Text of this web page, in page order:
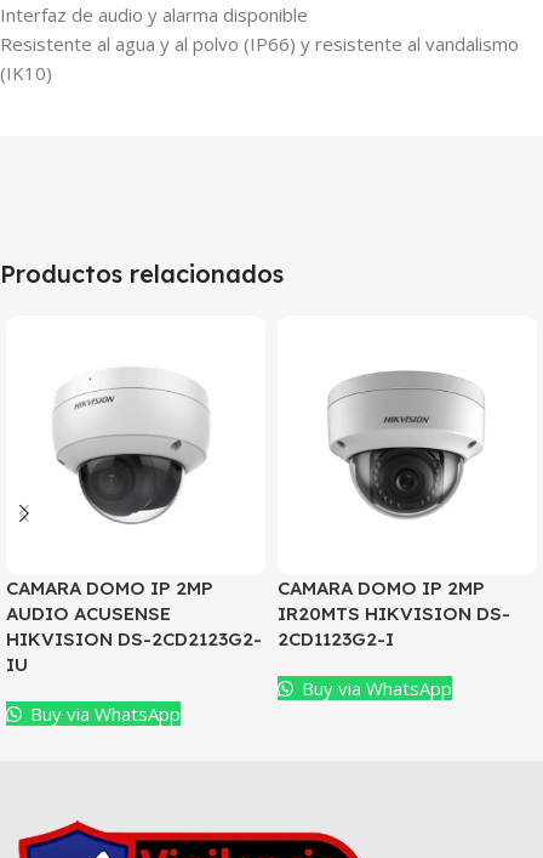
Interfaz de audio y alarma disponible
Resistente al agua y al polvo (IP66) y resistente al vandalismo
(IK10)
Productos relacionados
CAMARA DOMO IP 2MP
AUDIO ACUSENSE
HIKVISION DS-2CD2123G2-
IU
Buy via WhatsApp
CAMARA DOMO IP 2MP
IR20MTS HIKVISION DS-
2CD1123G2-I
Buy via WhatsApp